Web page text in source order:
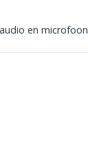
en microfoon